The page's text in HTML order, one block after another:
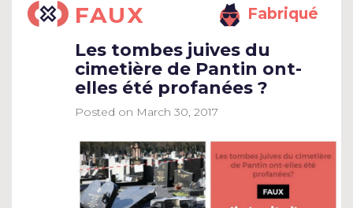
FAUX Fabriqué
Les tombes juives du
cimetière de Pantin ont-
elles été profanées ?
Posted on March 30, 2017